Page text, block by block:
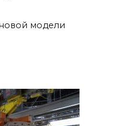
модели